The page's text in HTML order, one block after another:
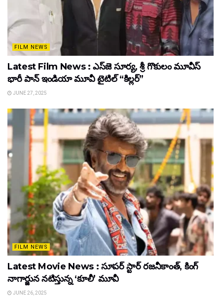
FILM NEWS
Latest Film News : ఎస్‌జె సూర్య, శ్రీ గొకులం మూవీస్‌
భారీ పాన్‌ ఇండియా మూవీ టైటిల్ “కిల్లర్”
JUNE 27, 2025
FILM NEWS
Latest Movie News : సూపర్ స్టార్ రజనీకాంత్, కింగ్
నాగార్జున నటిస్తున్న ‘కూలీ’ మూవీ
JUNE 26, 2025